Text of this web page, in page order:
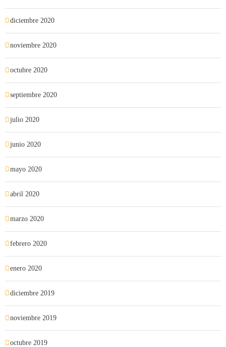
diciembre 2020
noviembre 2020
octubre 2020
septiembre 2020
julio 2020
junio 2020
mayo 2020
abril 2020
marzo 2020
febrero 2020
enero 2020
diciembre 2019
noviembre 2019
octubre 2019